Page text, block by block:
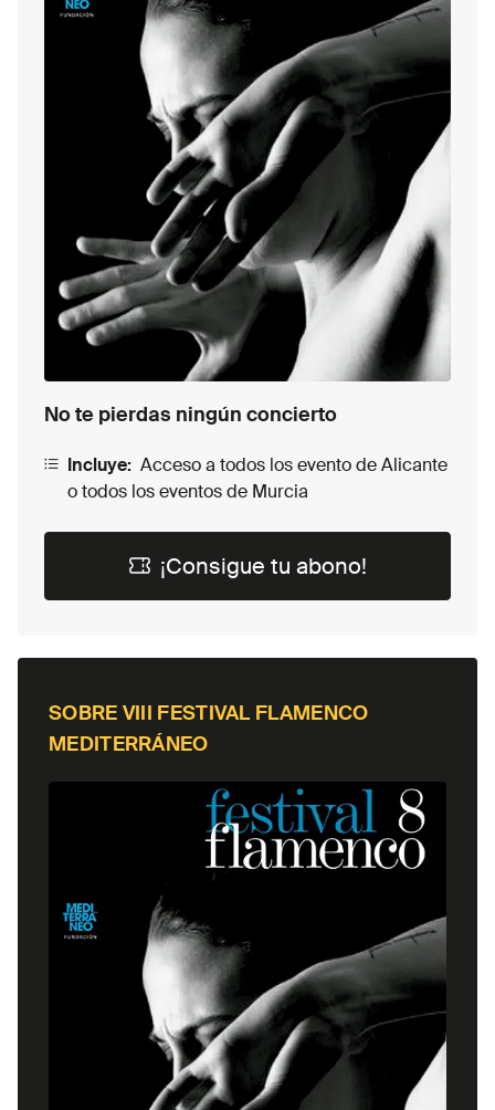
No te pierdas ningún concierto
Incluye: Acceso a todos los evento de Alicante
o todos los eventos de Murcia
¡Consigue tu abono!
SOBRE VIII FESTIVAL FLAMENCO
MEDITERRÁNEO